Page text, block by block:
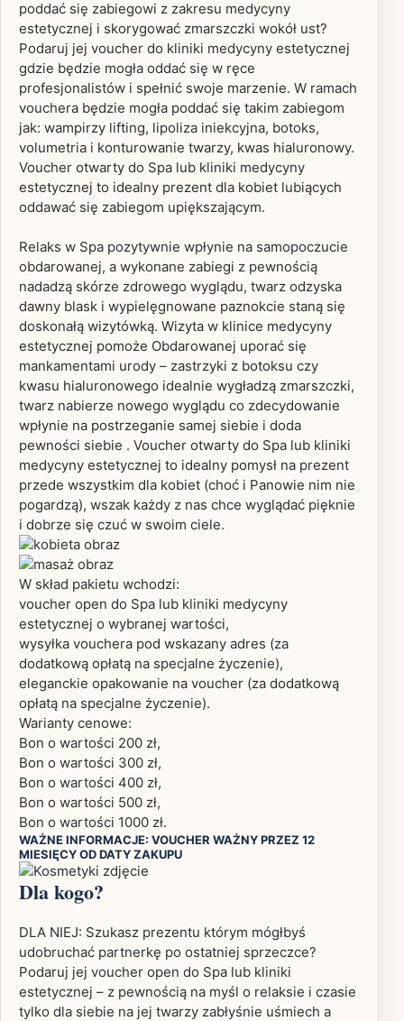
poddać się zabiegowi z zakresu medycyny
estetycznej i skorygować zmarszczki wokół ust?
Podaruj jej voucher do kliniki medycyny estetycznej
gdzie będzie mogła oddać się w ręce
profesjonalistów i spełnić swoje marzenie. W ramach
vouchera będzie mogła poddać się takim zabiegom
jak: wampirzy lifting, lipoliza iniekcyjna, botoks,
volumetria i konturowanie twarzy, kwas hialuronowy.
Voucher otwarty do Spa lub kliniki medycyny
estetycznej to idealny prezent dla kobiet lubiących
oddawać się zabiegom upiększającym.
Relaks w Spa pozytywnie wpłynie na samopoczucie
obdarowanej, a wykonane zabiegi z pewnością
nadadzą skórze zdrowego wyglądu, twarz odzyska
dawny blask i wypielęgnowane paznokcie staną się
doskonałą wizytówką. Wizyta w klinice medycyny
estetycznej pomoże Obdarowanej uporać się
mankamentami urody – zastrzyki z botoksu czy
kwasu hialuronowego idealnie wygładzą zmarszczki,
twarz nabierze nowego wyglądu co zdecydowanie
wpłynie na postrzeganie samej siebie i doda
pewności siebie . Voucher otwarty do Spa lub kliniki
medycyny estetycznej to idealny pomysł na prezent
przede wszystkim dla kobiet (choć i Panowie nim nie
pogardzą), wszak każdy z nas chce wyglądać pięknie
i dobrze się czuć w swoim ciele.
W skład pakietu wchodzi:
voucher open do Spa lub kliniki medycyny
estetycznej o wybranej wartości,
wysyłka vouchera pod wskazany adres (za
dodatkową opłatą na specjalne życzenie),
eleganckie opakowanie na voucher (za dodatkową
opłatą na specjalne życzenie).
Warianty cenowe:
Bon o wartości 200 zł,
Bon o wartości 300 zł,
Bon o wartości 400 zł,
Bon o wartości 500 zł,
Bon o wartości 1000 zł.
WAŻNE INFORMACJE: VOUCHER WAŻNY PRZEZ 12
MIESIĘCY OD DATY ZAKUPU
Dla kogo?
DLA NIEJ: Szukasz prezentu którym mógłbyś
udobruchać partnerkę po ostatniej sprzeczce?
Podaruj jej voucher open do Spa lub kliniki
estetycznej – z pewnością na myśl o relaksie i czasie
tylko dla siebie na jej twarzy zabłyśnie uśmiech a